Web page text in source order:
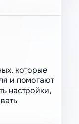
которые
и помогают
настройки,